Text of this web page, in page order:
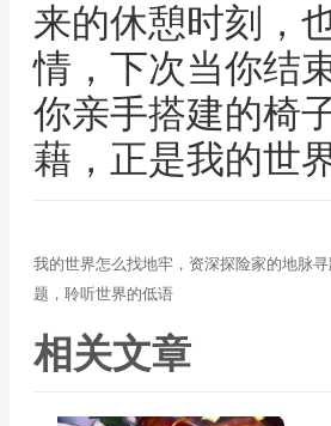
来的休憩时刻，
情，下次当你结
你亲手搭建的椅
藉，正是我的世
我的世界怎么找地牢，资深探险家的地脉
题，聆听世界的低语
相关文章